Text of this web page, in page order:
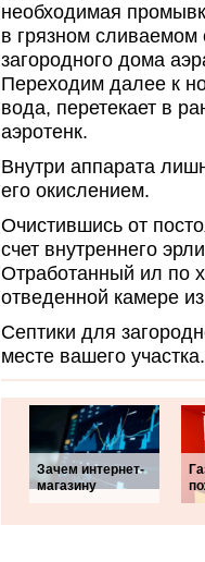
необходимая
в грязном сливаемом
загородного дома
Переходим далее к
вода, перетекает в
аэротенк.
Внутри аппарата
его окислением.
Очистившись от
счет внутреннего
Отработанный ил по
отведенной камере
Септики для
месте вашего
Зачем интернет-
магазину